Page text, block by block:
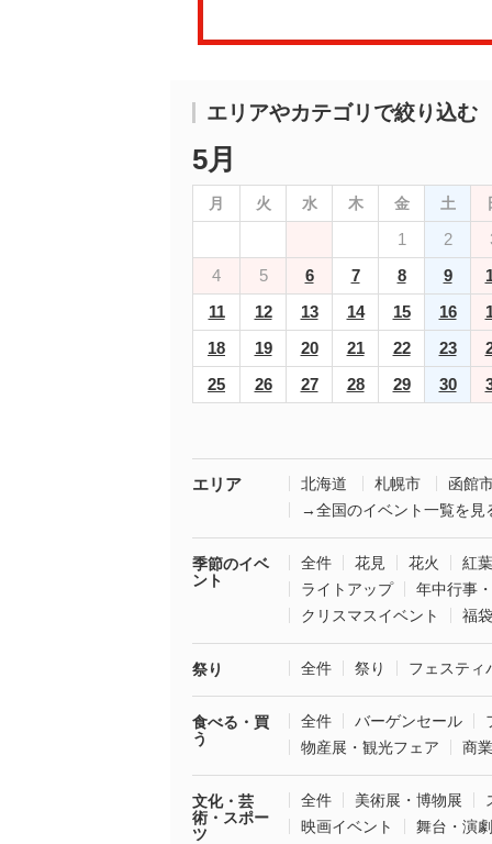
エリアやカテゴリで絞り込む
5月
月 火 水 木 金 土
1 2
4
5 6 7 8 9
11
12 13 14 15 16
18
19 20 21 22 23
25
26 27 28 29 30
エリア 北海道 札幌市
函館
→全国のイベント一覧を見
季節のイベ
ント
全件 花見 花火
紅葉
ライトアップ
年中行事
クリスマスイベント
福
祭り 全件 祭り フェスティ
食べる・買
う
全件 バーゲンセール
物産展・観光フェア
商
文化・芸
術・スポー
ツ
全件 美術展・博物展
映画イベント
舞台・演劇